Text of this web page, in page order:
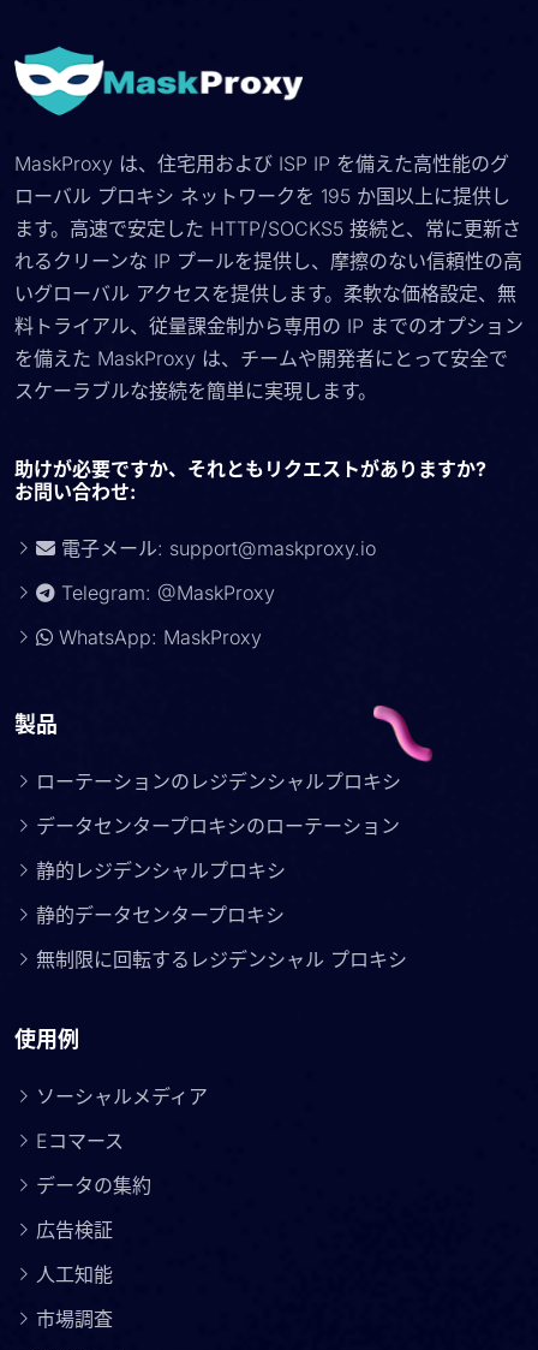
MaskProxy は、住宅用および ISP IP を備えた高性能のグ
ローバル プロキシ ネットワークを 195 か国以上に提供し
ます。高速で安定した HTTP/SOCKS5 接続と、常に更新さ
れるクリーンな IP プールを提供し、摩擦のない信頼性の高
いグローバル アクセスを提供します。柔軟な価格設定、無
料トライアル、従量課金制から専用の IP までのオプション
を備えた MaskProxy は、チームや開発者にとって安全で
スケーラブルな接続を簡単に実現します。
助けが必要ですか、それともリクエストがありますか?
お問い合わせ:
電子メール: support@maskproxy.io
Telegram: @MaskProxy
WhatsApp: MaskProxy
製品
ローテーションのレジデンシャルプロキシ
データセンタープロキシのローテーション
静的レジデンシャルプロキシ
静的データセンタープロキシ
無制限に回転するレジデンシャル プロキシ
使用例
ソーシャルメディア
Eコマース
データの集約
広告検証
人工知能
市場調査